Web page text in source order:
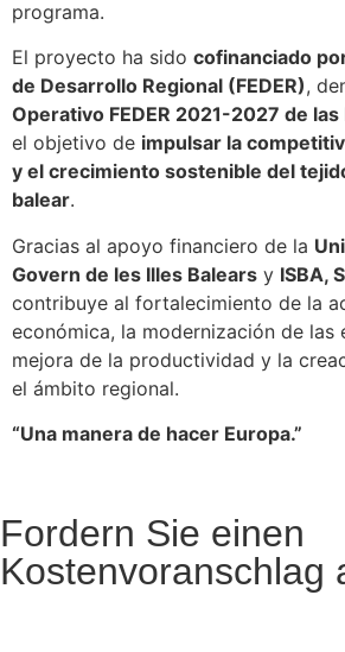
programa.
El proyecto ha sido cofinanciado
de Desarrollo Regional (FEDER),
Operativo FEDER 2021-2027 de las
el objetivo de impulsar la
y el crecimiento sostenible del
balear.
Gracias al apoyo financiero de la
Govern de les Illes Balears y ISBA,
contribuye al fortalecimiento de la
económica, la modernización de las
mejora de la productividad y la
el ámbito regional.
“Una manera de hacer Europa.”
Fordern Sie einen
Kostenvoranschlag